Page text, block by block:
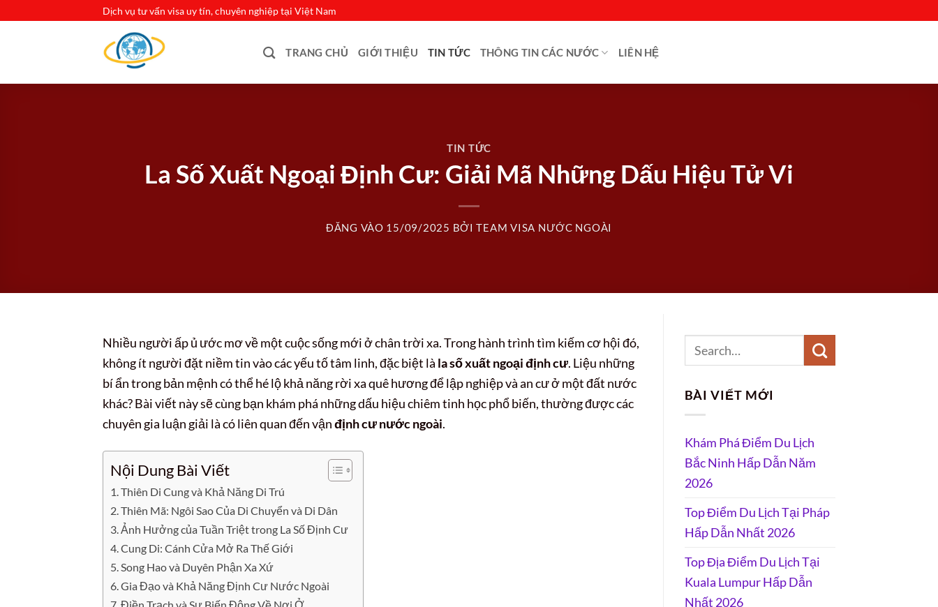
Dịch vụ tư vấn visa uy tín, chuyên nghiệp tại Việt Nam
TRANG CHỦ GIỚI THIỆU TIN TỨC THÔNG TIN CÁC NƯỚC LIÊN HỆ
TIN TỨC
La Số Xuất Ngoại Định Cư: Giải Mã Những Dấu Hiệu Tử Vi
ĐĂNG VÀO 15/09/2025 BỞITEAM VISA NƯỚC NGOÀI
Nhiều người ấp ủ ước mơ về một cuộc sống mới ở chân trời xa. Trong hành trình tìm kiếm cơ hội đó,
không ít người đặt niềm tin vào các yếu tố tâm linh, đặc biệt là la số xuất ngoại định cư. Liệu những
bí ẩn trong bản mệnh có thể hé lộ khả năng rời xa quê hương để lập nghiệp và an cư ở một đất nước
khác? Bài viết này sẽ cùng bạn khám phá những dấu hiệu chiêm tinh học phổ biến, thường được các
chuyên gia luận giải là có liên quan đến vậnđịnh cư nước ngoài.
Nội Dung Bài Viết
Thiên Di Cung và Khả Năng Di Trú
Thiên Mã: Ngôi Sao Của Di Chuyển và Di Dân
Ảnh Hưởng của Tuần Triệt trong La Số Định Cư
Cung Di: Cánh Cửa Mở Ra Thế Giới
Song Hao và Duyên Phận Xa Xứ
Gia Đạo và Khả Năng Định Cư Nước Ngoài
BÀI VIẾT MỚI
Khám Phá Điểm Du Lịch
Bắc Ninh Hấp Dẫn Năm
2026
Top Điểm Du Lịch Tại Pháp
Hấp Dẫn Nhất 2026
Top Địa Điểm Du Lịch Tại
Kuala Lumpur Hấp Dẫn
Nhất 2026